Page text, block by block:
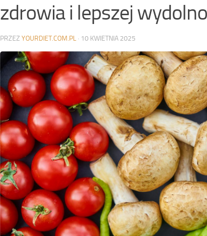
zdrowia i lepszej
PRZEZ YOURDIET.COM.PL · 10 KWIETNIA 2025